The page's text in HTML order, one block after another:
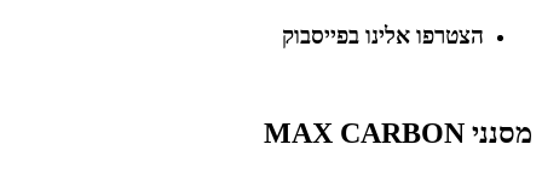
הצטרפו אלינו בפייסבוק
מסנני MAX CARBON